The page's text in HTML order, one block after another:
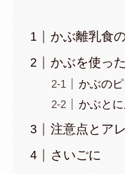
かぶ離乳食
かぶを使っ
かぶの
かぶと
注意点とア
さいごに